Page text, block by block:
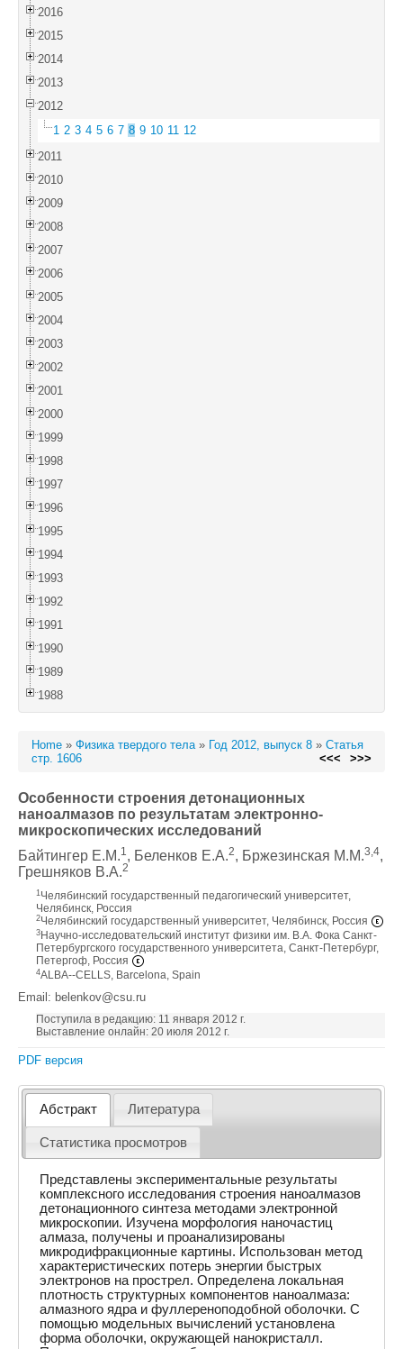
2016
2015
2014
2013
2012
1 2 3 4 5 6 7 8 9 10 11 12
2011
2010
2009
2008
2007
2006
2005
2004
2003
2002
2001
2000
1999
1998
1997
1996
1995
1994
1993
1992
1991
1990
1989
1988
Home » Физика твердого тела» Год 2012, выпуск 8 » Статья
стр. 1606
<<< >>>
Особенности строения детонационных
наноалмазов по результатам электронно-
микроскопических исследований
Байтингер Е.М.1, Беленков Е.А.2, Бржезинская М.М.3,4,
Грешняков В.А.2
1 Челябинский государственный педагогический университет,
Челябинск, Россия
2Челябинский государственный университет, Челябинск, Россия
3 Научно-исследовательский институт физики им. В.А. Фока Санкт-
Петербургского государственного университета, Санкт-Петербург,
Петергоф, Россия
4ALBA--CELLS, Barcelona, Spain
Email: belenkov@csu.ru
Поступила в редакцию: 11 января 2012 г.
Выставление онлайн: 20 июля 2012 г.
PDF версия
Абстракт Литература
Статистика просмотров
Представлены экспериментальные результаты
комплексного исследования строения наноалмазов
детонационного синтеза методами электронной
микроскопии. Изучена морфология наночастиц
алмаза, получены и проанализированы
микродифракционные картины. Использован метод
характеристических потерь энергии быстрых
электронов на прострел. Определена локальная
плотность структурных компонентов наноалмаза:
алмазного ядра и фуллереноподобной оболочки. С
помощью модельных вычислений установлена
форма оболочки, окружающей нанокристалл.